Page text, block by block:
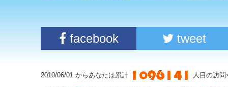
facebook tweet
2010/06/01 からあなたは累計 人目の訪